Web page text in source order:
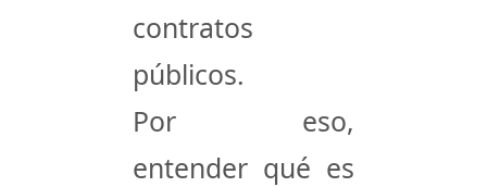
contratos
públicos.
Por eso,
entender qué es